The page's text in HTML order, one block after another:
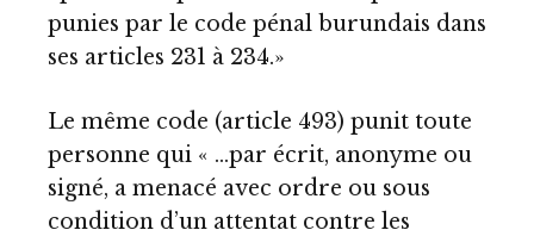
punies par le code pénal burundais dans
ses articles 231 à 234.»
Le même code (article 493) punit toute
personne qui « …par écrit, anonyme ou
signé, a menacé avec ordre ou sous
condition d’un attentat contre les